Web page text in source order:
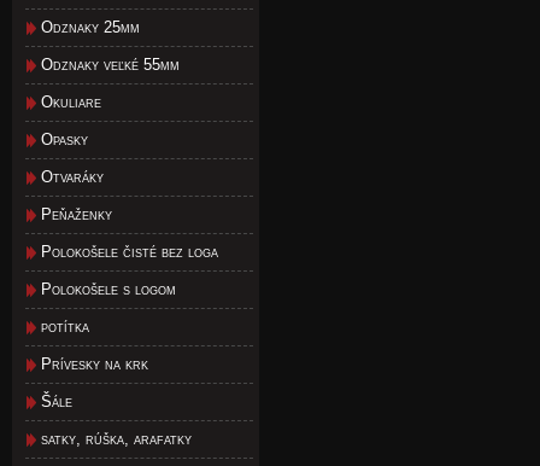
Odznaky 25mm
Odznaky veľké 55mm
Okuliare
Opasky
Otvaráky
Peňaženky
Polokošele čisté bez loga
Polokošele s logom
potítka
Prívesky na krk
Šále
satky, rúška, arafatky